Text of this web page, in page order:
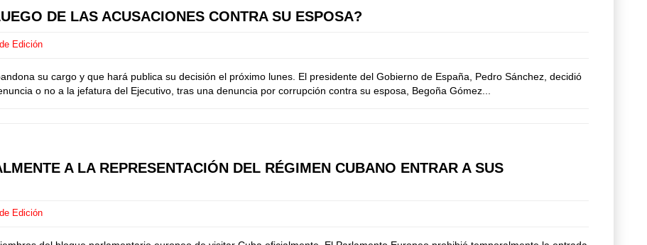
DE LAS ACUSACIONES CONTRA SU ESPOSA?
Edición
su cargo y que hará publica su decisión el próximo lunes. El presidente del Gobierno de España, Pedro Sánchez, decidió
o no a la jefatura del Ejecutivo, tras una denuncia por corrupción contra su esposa, Begoña Gómez...
A LA REPRESENTACIÓN DEL RÉGIMEN CUBANO ENTRAR A SUS
Edición